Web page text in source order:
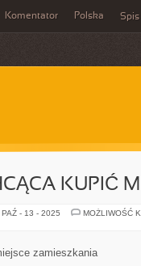
Komentator Polska Spis
KUPIĆ
- 13 - 2025
MOŻLIWOŚĆ
zamieszkania